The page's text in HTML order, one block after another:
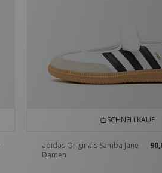
SCHNELLKAUF
adidas Originals Samba Jane
Damen